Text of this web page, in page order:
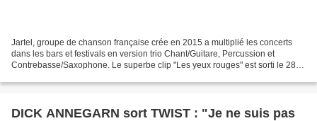
Jartel, groupe de chanson française crée en 2015 a multiplié les concerts
dans les bars et festivals en version trio Chant/Guitare, Percussion et
Contrebasse/Saxophone. Le superbe clip "Les yeux rouges" est sorti le 28
DICK ANNEGARN sort TWIST : "Je ne suis pas